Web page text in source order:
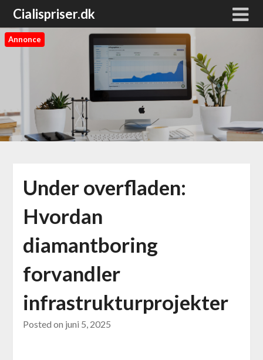
Cialispriser.dk
Annonce
Under overfladen:
Hvordan
diamantboring
forvandler
infrastrukturprojekter
Posted on juni 5, 2025